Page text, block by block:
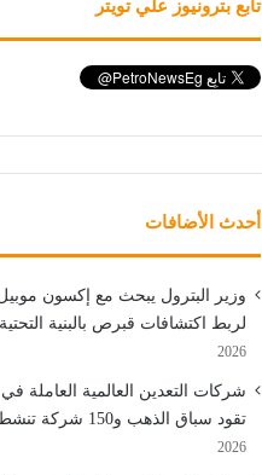
تابع بترونيوز علي تويتر
أحدث الأضافات
وزير البترول يبحث مع إكسون
لربط اكتشافات قبرص بالبنية
2026
تقود سباق الذهب و150 شركة تنشط بالقطاع
2026